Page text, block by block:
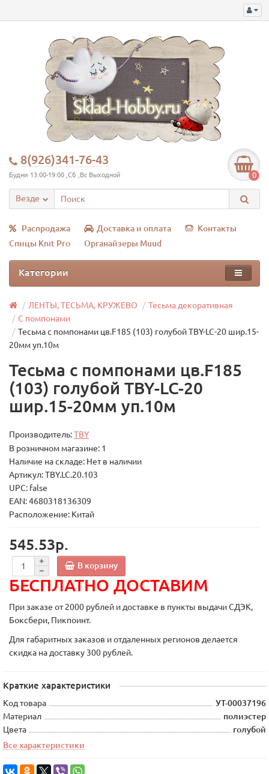
8(926)341-76-43
Будни 13:00-19:00 ,Сб ,Вс Выходной 0
Везде
Распродажа Доставка и оплата
Контакты
Спицы Knit Pro
Органайзеры Muud
Категории
ЛЕНТЫ, ТЕСЬМА, КРУЖЕВО
Тесьма декоративная
С помпонами
Тесьма с помпонами цв.F185 (103) голубой TBY-LC-20 шир.15-
20мм уп.10м
Тесьма с помпонами цв.F185
(103) голубой TBY-LC-20
шир.15-20мм уп.10м
Производитель:TBY
В розничном магазине: 1
Наличие на складе: Нет в наличии
Артикул: TBY.LC.20.103
UPC: false
EAN: 4680318136309
Расположение: Китай
545.53р.
В корзину
БЕСПЛАТНО ДОСТАВИМ
При заказе от 2000 рублей и доставке в пункты выдачи СДЭК,
Боксбери, Пикпоинт.
Для габаритных заказов и отдаленных регионов делается
скидка на доставку 300 рублей.
Краткие характеристики
Код товара
УТ-00037196
Материал
полиэстер
Цвета
голубой
Все характеристики